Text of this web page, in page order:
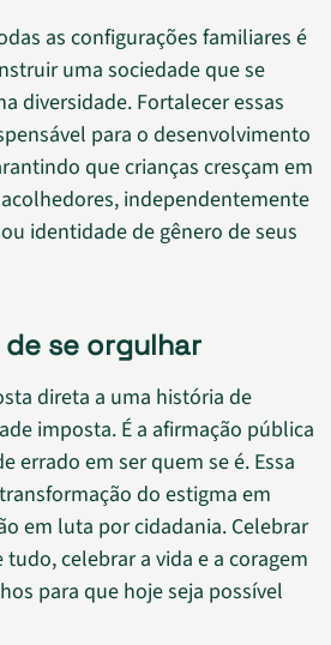
as configurações familiares é
uma sociedade que se
diversidade. Fortalecer essas
para o desenvolvimento
que crianças cresçam em
independentemente
identidade de gênero de seus
se orgulhar
direta a uma história de
imposta. É a afirmação pública
errado em ser quem se é. Essa
do estigma em
em luta por cidadania. Celebrar
celebrar a vida e a coragem
para que hoje seja possível